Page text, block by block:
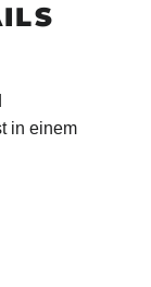
in einem